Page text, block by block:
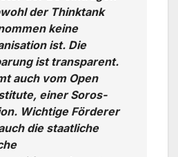
der Thinktank
keine
ist. Die
ist transparent.
auch vom Open
einer Soros-
Wichtige Förderer
die staatliche